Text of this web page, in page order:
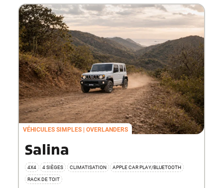
VÉHICULES SIMPLES OVERLANDERS
Salina
4X4 4 SIÈGES CLIMATISATION
APPLE CAR PLAY/BLUETOOTH
RACK DE TOIT